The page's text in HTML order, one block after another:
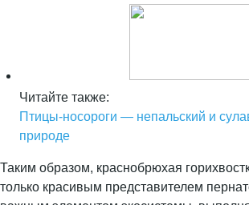
Читайте также:
Птицы-носороги — непальский и
природе
Таким образом, краснобрюхая
только красивым представителем